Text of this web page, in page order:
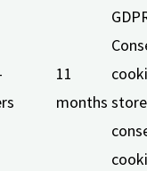
11
months